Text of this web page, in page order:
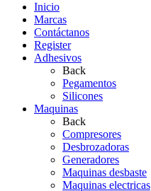
Inicio
Marcas
Contáctanos
Register
Adhesivos
Back
Pegamentos
Silicones
Maquinas
Back
Compresores
Desbrozadoras
Generadores
Maquinas desbaste
Maquinas electricas